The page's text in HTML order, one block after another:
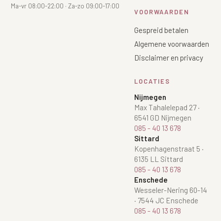
Ma-vr 08:00-22:00 · Za-zo 09:00-17:00
VOORWAARDEN
Gespreid betalen
Algemene voorwaarden
Disclaimer en privacy
LOCATIES
Nijmegen
Max Tahalelepad 27·
6541 GD Nijmegen
085 - 40 13 678
Sittard
Kopenhagenstraat 5 ·
6135 LL Sittard
085 - 40 13 678
Enschede
Wesseler-Nering 60-14
· 7544 JC Enschede
085 - 40 13 678